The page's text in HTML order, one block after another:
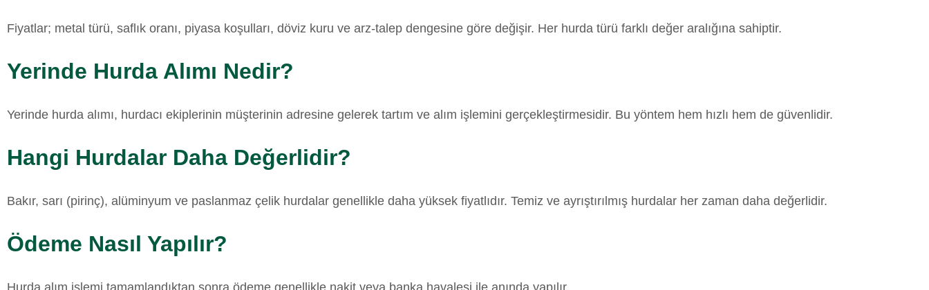
Fiyatlar; metal türü, saflık oranı, piyasa koşulları, döviz kuru ve arz-talep dengesine göre değişir. Her hurda türü farklı değer aralığına sahiptir.
Yerinde Hurda Alımı Nedir?
Yerinde hurda alımı, hurdacı ekiplerinin müşterinin adresine gelerek tartım ve alım işlemini gerçekleştirmesidir. Bu yöntem hem hızlı hem de güvenlidir.
Hangi Hurdalar Daha Değerlidir?
Bakır, sarı (pirinç), alüminyum ve paslanmaz çelik hurdalar genellikle daha yüksek fiyatlıdır. Temiz ve ayrıştırılmış hurdalar her zaman daha değerlidir.
Ödeme Nasıl Yapılır?